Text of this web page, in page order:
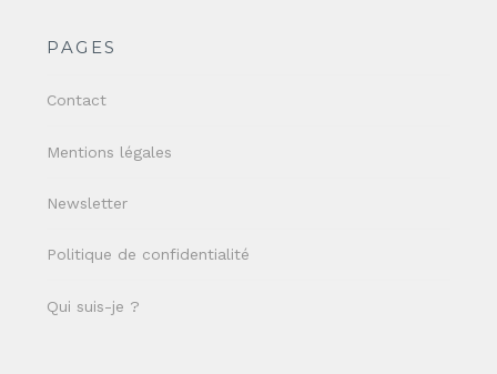
PAGES
Contact
Mentions légales
Newsletter
Politique de confidentialité
Qui suis-je ?